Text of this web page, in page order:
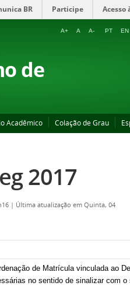
BR Participe Acesso
A+ A A- PT EN
de
Acadêmico Colação de Grau
2017
| Última atualização em Quinta, 04
de Matrícula vinculada ao
no sentido de sinalizar com